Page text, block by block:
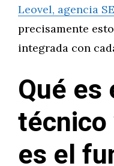
Leovel, agencia
precisamente
integrada con
Qué es
técnico
es el